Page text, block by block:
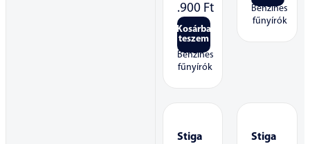
.900 Ft
Kosárba
teszem
Benzines
fűnyírók
Benzines
fűnyírók
Stiga
Stiga